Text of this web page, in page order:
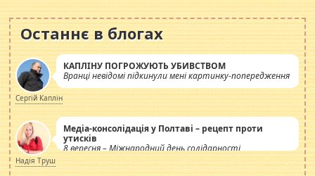
Останнє в блогах
КАПЛІНУ ПОГРОЖУЮТЬ УБИВСТВОМ
Вранці невідомі підкинули мені картинку-попередження
Сергій Каплін
Медіа-консолідація у Полтаві – рецепт проти
утисків
8 вересня – Міжнародний день солідарності
журналістів.
Надія Труш